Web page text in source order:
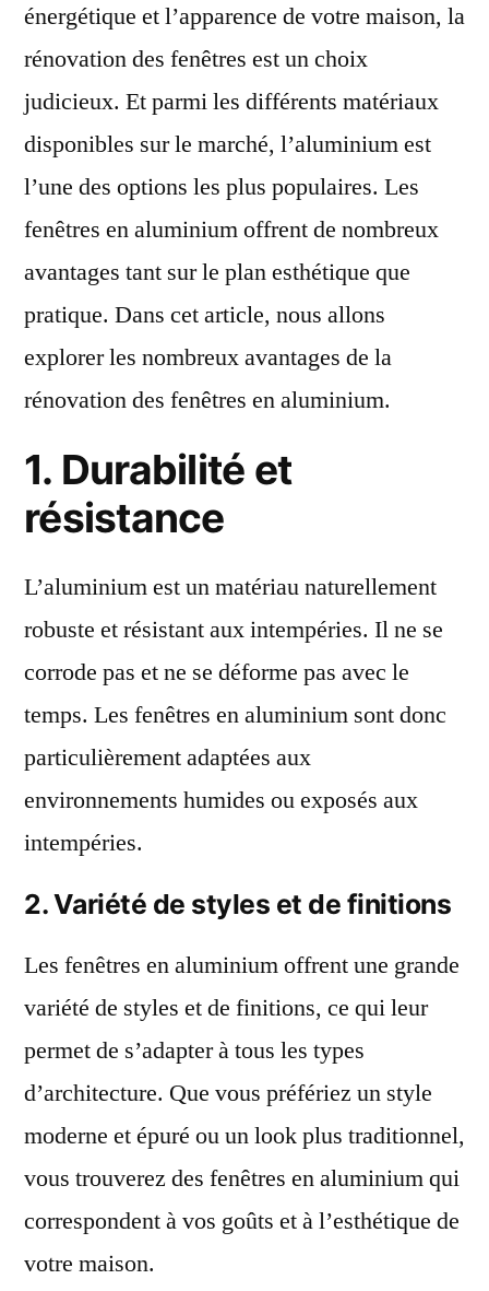
énergétique et l’apparence de votre maison, la
rénovation des fenêtres est un choix
judicieux. Et parmi les différents matériaux
disponibles sur le marché, l’aluminium est
l’une des options les plus populaires. Les
fenêtres en aluminium offrent de nombreux
avantages tant sur le plan esthétique que
pratique. Dans cet article, nous allons
explorer les nombreux avantages de la
rénovation des fenêtres en aluminium.
1. Durabilité et
résistance
L’aluminium est un matériau naturellement
robuste et résistant aux intempéries. Il ne se
corrode pas et ne se déforme pas avec le
temps. Les fenêtres en aluminium sont donc
particulièrement adaptées aux
environnements humides ou exposés aux
intempéries.
2. Variété de styles et de finitions
Les fenêtres en aluminium offrent une grande
variété de styles et de finitions, ce qui leur
permet de s’adapter à tous les types
d’architecture. Que vous préfériez un style
moderne et épuré ou un look plus traditionnel,
vous trouverez des fenêtres en aluminium qui
correspondent à vos goûts et à l’esthétique de
votre maison.